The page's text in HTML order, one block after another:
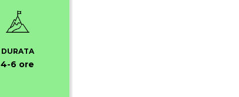
DURATA
4-6 ore